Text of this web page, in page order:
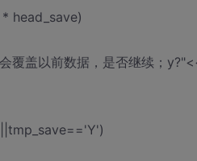
head_save)
覆盖以前数据，是否继续；